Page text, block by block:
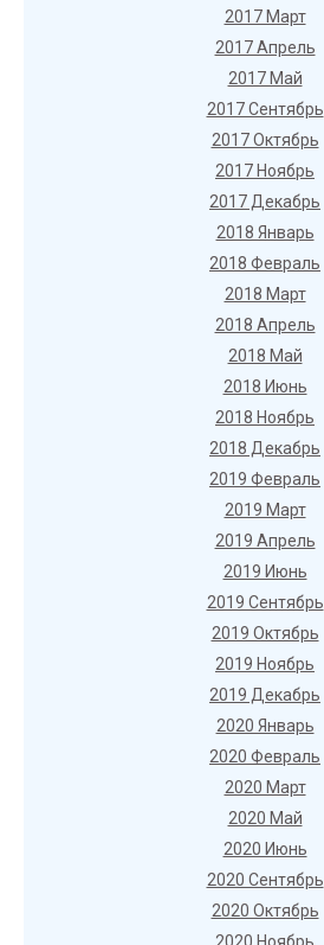
2017 Март
2017 Апрель
2017 Май
2017 Сентябрь
2017 Октябрь
2017 Ноябрь
2017 Декабрь
2018 Январь
2018 Февраль
2018 Март
2018 Апрель
2018 Май
2018 Июнь
2018 Ноябрь
2018 Декабрь
2019 Февраль
2019 Март
2019 Апрель
2019 Июнь
2019 Сентябрь
2019 Октябрь
2019 Ноябрь
2019 Декабрь
2020 Январь
2020 Февраль
2020 Март
2020 Май
2020 Июнь
2020 Сентябрь
2020 Октябрь